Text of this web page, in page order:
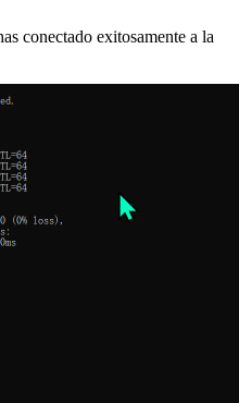
conectado exitosamente a la